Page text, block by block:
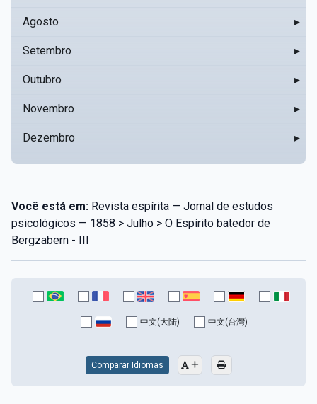
Agosto ▸
Setembro ▸
Outubro ▸
Novembro ▸
Dezembro ▸
Você está em: Revista espírita — Jornal de estudos
psicológicos — 1858 > Julho > O Espírito batedor de
Bergzabern - III
中文(大陆) 中文(台灣)
Comparar Idiomas